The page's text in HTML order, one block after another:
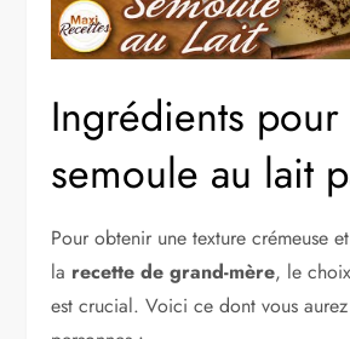
Ingrédients
semoule au lait
Pour obtenir une texture crémeuse
la recette de grand-mère, le
est crucial. Voici ce dont vous